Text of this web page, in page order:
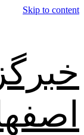
Skip to content